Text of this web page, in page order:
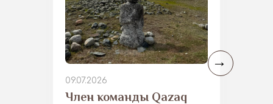
09.07.2026
​Член команды Qazaq